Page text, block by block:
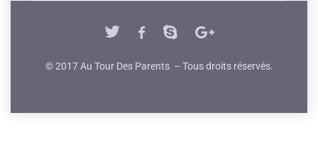
© 2017 Au Tour Des Parents – Tous droits réservés.